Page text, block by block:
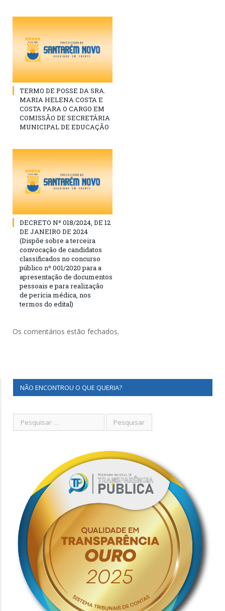
TERMO DE POSSE DA SRA.
MARIA HELENA COSTA E
COSTA PARA O CARGO EM
COMISSÃO DE SECRETÁRIA
MUNICIPAL DE EDUCAÇÃO
DECRETO Nº 018/2024, DE 12
DE JANEIRO DE 2024
(Dispõe sobre a terceira
convocação de candidatos
classificados no concurso
público nº 001/2020 para a
apresentação de documentos
pessoais e para realização
de perícia médica, nos
termos do edital)
Os comentários estão fechados.
NÃO ENCONTROU O QUE QUERIA?